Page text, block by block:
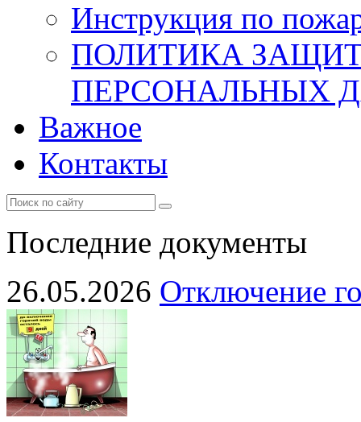
Инструкция по
ПОЛИТИКА
ПЕРСОНАЛЬНЫХ
Важное
Контакты
Последние документы
26.05.2026 Отключение